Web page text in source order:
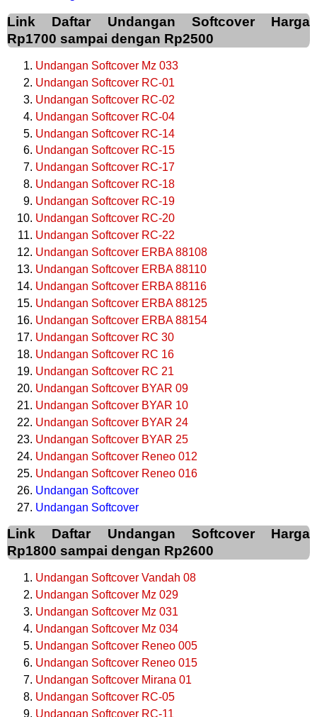
Link Daftar Undangan Softcover Harga
Rp1700 sampai dengan Rp2500
Undangan Softcover Mz 033
Undangan Softcover RC-01
Undangan Softcover RC-02
Undangan Softcover RC-04
Undangan Softcover RC-14
Undangan Softcover RC-15
Undangan Softcover RC-17
Undangan Softcover RC-18
Undangan Softcover RC-19
Undangan Softcover RC-20
Undangan Softcover RC-22
Undangan Softcover ERBA 88108
Undangan Softcover ERBA 88110
Undangan Softcover ERBA 88116
Undangan Softcover ERBA 88125
Undangan Softcover ERBA 88154
Undangan Softcover RC 30
Undangan Softcover RC 16
Undangan Softcover RC 21
Undangan Softcover BYAR 09
Undangan Softcover BYAR 10
Undangan Softcover BYAR 24
Undangan Softcover BYAR 25
Undangan Softcover Reneo 012
Undangan Softcover Reneo 016
Undangan Softcover
Undangan Softcover
Link Daftar Undangan Softcover Harga
Rp1800 sampai dengan Rp2600
Undangan Softcover Vandah 08
Undangan Softcover Mz 029
Undangan Softcover Mz 031
Undangan Softcover Mz 034
Undangan Softcover Reneo 005
Undangan Softcover Reneo 015
Undangan Softcover Mirana 01
Undangan Softcover RC-05
Undangan Softcover RC-11